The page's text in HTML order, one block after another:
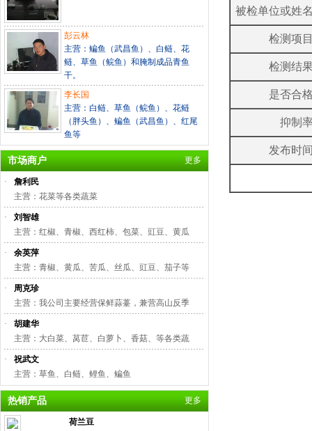
彭云林
主营：鳊鱼（武昌鱼）、白鲢、花
鲢、草鱼（鲩鱼）和腌制成品青鱼
干。
李长国
主营：白鲢、草鱼（鲩鱼）、花鲢
（胖头鱼）、鳊鱼（武昌鱼）、红尾
鱼等
市场商户 更多
·
詹利民
主营：花菜等各类蔬菜
·
刘智雄
主营：红椒、青椒、西红柿、包菜、豇豆、黄瓜
·
余英萍
主营：青椒、黄瓜、苦瓜、丝瓜、豇豆、茄子等
·
周克珍
主营：我公司主要经营保鲜蒜薹，兼营高山反季
·
胡建华
主营：大白菜、莴苣、白萝卜、香菇、等各类蔬
·
祝武文
主营：草鱼、白鲢、鲤鱼、鳊鱼
热销产品 更多
荷兰豆
被检单位或姓
检测项
检测结
是否合
抑制
发布时